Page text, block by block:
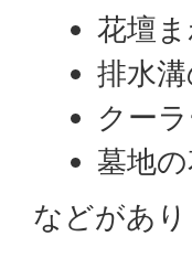
花壇
排水
クー
墓地
などがあり